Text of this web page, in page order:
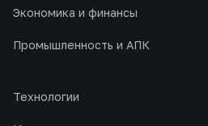
Экономика и финансы
Промышленность и АПК
Технологии